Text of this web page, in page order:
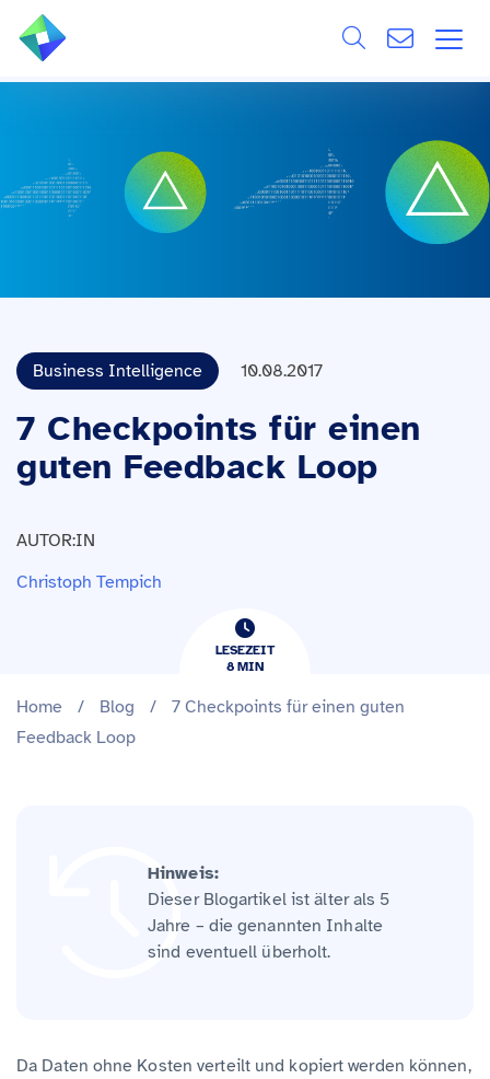
LEISTUNGEN
Business Intelligence 10.08.2017
7 Checkpoints für einen
guten Feedback Loop
AUTOR:IN
Christoph Tempich
LESEZEIT
8 ​​MIN
Home / Blog /
7 Checkpoints für einen guten
Feedback Loop
Hinweis:
Dieser Blogartikel ist älter als 5
Jahre – die genannten Inhalte
sind eventuell überholt.
Da Daten ohne Kosten verteilt und kopiert werden können,